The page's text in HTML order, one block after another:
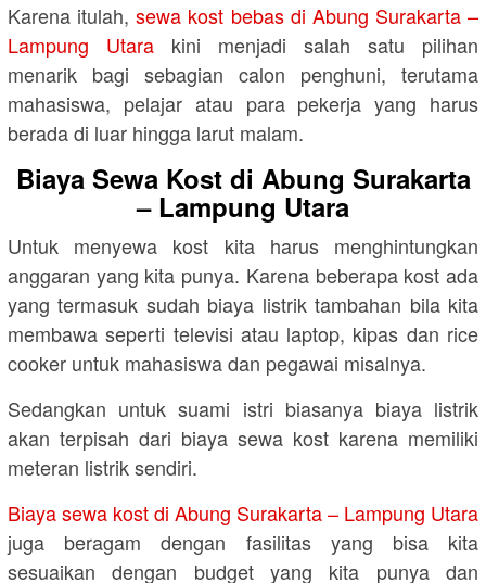
Karena itulah,sewa kost bebas di Abung Surakarta –
Lampung Utara kini menjadi salah satu pilihan
menarik bagi sebagian calon penghuni, terutama
mahasiswa, pelajar atau para pekerja yang harus
berada di luar hingga larut malam.
Biaya Sewa Kost di Abung Surakarta
– Lampung Utara
Untuk menyewa kost kita harus menghintungkan
anggaran yang kita punya. Karena beberapa kost ada
yang termasuk sudah biaya listrik tambahan bila kita
membawa seperti televisi atau laptop, kipas dan rice
cooker untuk mahasiswa dan pegawai misalnya.
Sedangkan untuk suami istri biasanya biaya listrik
akan terpisah dari biaya sewa kost karena memiliki
meteran listrik sendiri.
Biaya sewa kost di Abung Surakarta – Lampung Utara
juga beragam dengan fasilitas yang bisa kita
sesuaikan dengan budget yang kita punya dan